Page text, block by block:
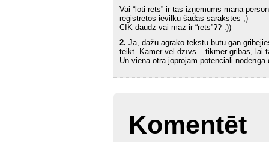
Vai “ļoti rets” ir tas izņēmums manā
reģistrētos ievilku šādās sarakstēs ;)
CIK daudz vai maz ir “rets”?? :))
2. Jā, dažu agrāko tekstu būtu gan
teikt. Kamēr vēl dzīvs – tikmēr gribas, lai
Un viena otra joprojām potenciāli
Komentēt